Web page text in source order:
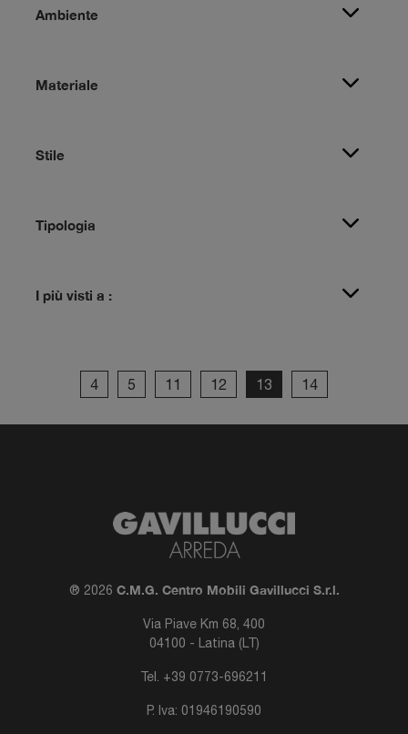
Ambiente
Materiale
Stile
Tipologia
I più visti a :
4 5 11 12 13 14
® 2026 C.M.G. Centro Mobili Gavillucci S.r.l.
Via Piave Km 68, 400
04100 - Latina (LT)
Tel. +39 0773-696211
P. Iva: 01946190590